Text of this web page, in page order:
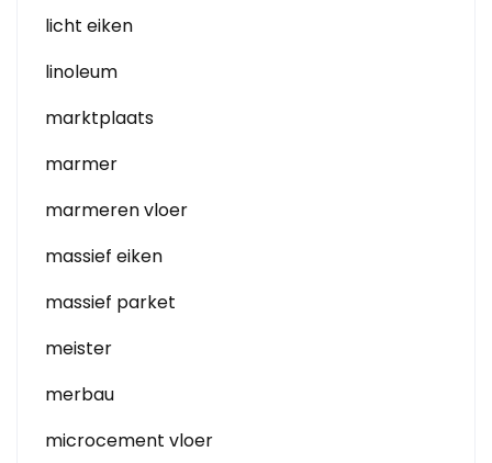
licht eiken
linoleum
marktplaats
marmer
marmeren vloer
massief eiken
massief parket
meister
merbau
microcement vloer